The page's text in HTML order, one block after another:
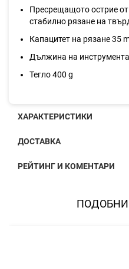
Пресрещащото острие
стабилно рязане на
Капацитет на рязане 35
Дължина на
Тегло 400 g
ХАРАКТЕРИСТИКИ
ДОСТАВКА
РЕЙТИНГ И КОМЕНТАРИ